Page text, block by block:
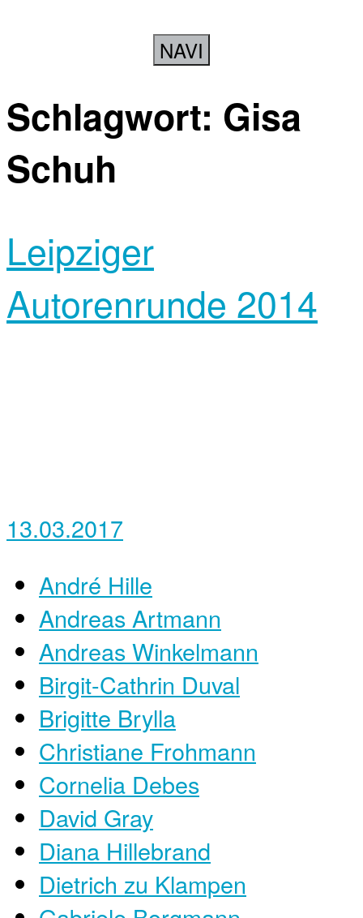
NAVI
Schlagwort: Gisa
Schuh
Leipziger
Autorenrunde 2014
13.03.2017
André Hille
Andreas Artmann
Andreas Winkelmann
Birgit-Cathrin Duval
Brigitte Brylla
Christiane Frohmann
Cornelia Debes
David Gray
Diana Hillebrand
Dietrich zu Klampen